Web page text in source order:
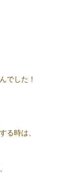
でした！
る時は、